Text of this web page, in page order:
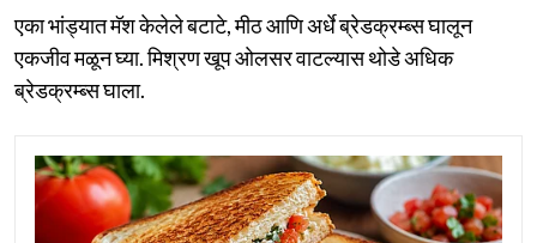
एका भांड्यात मॅश केलेले बटाटे, मीठ आणि अर्धे ब्रेडक्रम्ब्स घालून
एकजीव मळून घ्या. मिश्रण खूप ओलसर वाटल्यास थोडे अधिक
ब्रेडक्रम्ब्स घाला.